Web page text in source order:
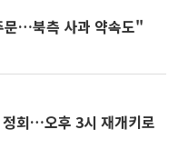
문…북측 사과 약속도"
회…오후 3시 재개키로